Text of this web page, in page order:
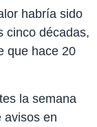
habría sido
cinco décadas,
que hace 20
la semana
avisos en